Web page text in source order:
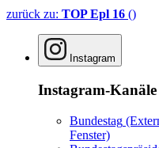
zurück zu: TOP Epl 16 ()
Instagram
Instagram-Kanäle
Bundestag
Fenster)